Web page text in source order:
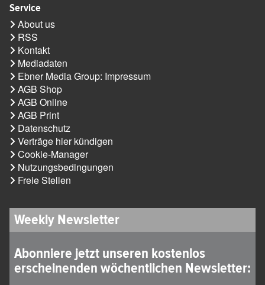
Service
About us
RSS
Kontakt
Mediadaten
Ebner Media Group: Impressum
AGB Shop
AGB Online
AGB Print
Datenschutz
Verträge hier kündigen
Cookie-Manager
Nutzungsbedingungen
Freie Stellen
Weekly Newsletter
Abonniere jetzt unseren kostenlos
erscheinenden wöchentlichen Newsletter: